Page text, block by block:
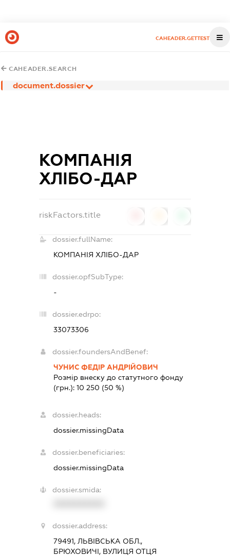
CAHEADER.GETTEST
CAHEADER.SEARCH
document.dossier
КОМПАНІЯ
ХЛІБО-ДАР
riskFactors.title
dossier.fullName:
КОМПАНІЯ ХЛІБО-ДАР
dossier.opfSubType:
-
dossier.edrpo:
33073306
dossier.foundersAndBenef:
ЧУНИС ФЕДІР АНДРІЙОВИЧ
Розмір внеску до статутного фонду
(грн.):10 250 (50 %)
dossier.heads:
dossier.missingData
dossier.beneficiaries:
dossier.missingData
dossier.smida:
dossier.address:
79491, ЛЬВІВСЬКА ОБЛ.,
БРЮХОВИЧІ, ВУЛИЦЯ ОТЦЯ